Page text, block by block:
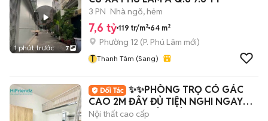
1 phút trước 7
3 PN Nhà ngõ, hẻm
7,6 tỷ 119 tr/m² 64 m²
Phường 12 (P. Phú Lâm mới)
T Thanh Tâm (Sang)
✨✨PHÒNG TRỌ CÓ GÁC
CAO 2M ĐÂY ĐỦ TIỆN NGHI NGAY
LẠC LONG QUÂN - ÂU CƠ
Nội thất cao cấp